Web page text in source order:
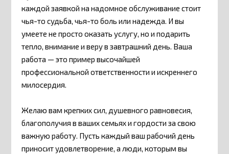
каждой заявкой на надомное обслуживание стоит
чья-то судьба, чья-то боль или надежда. И вы
умеете не просто оказать услугу, но и подарить
тепло, внимание и веру в завтрашний день. Ваша
работа — это пример высочайшей
профессиональной ответственности и искреннего
милосердия.
Желаю вам крепких сил, душевного равновесия,
благополучия в ваших семьях и гордости за свою
важную работу. Пусть каждый ваш рабочий день
приносит удовлетворение, а люди, которым вы